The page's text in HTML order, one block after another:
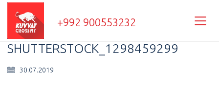
+992 900553232
SHUTTERSTOCK_1298459299
30.07.2019